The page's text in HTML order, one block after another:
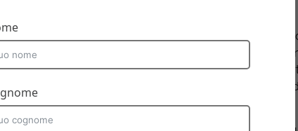
social.
diventa un ponte fondamentale per la relazione.
un mero trasferimento di informazioni, essa va
che generano curiosità, momenti di
può essere narrata, gamificata, resa viva,